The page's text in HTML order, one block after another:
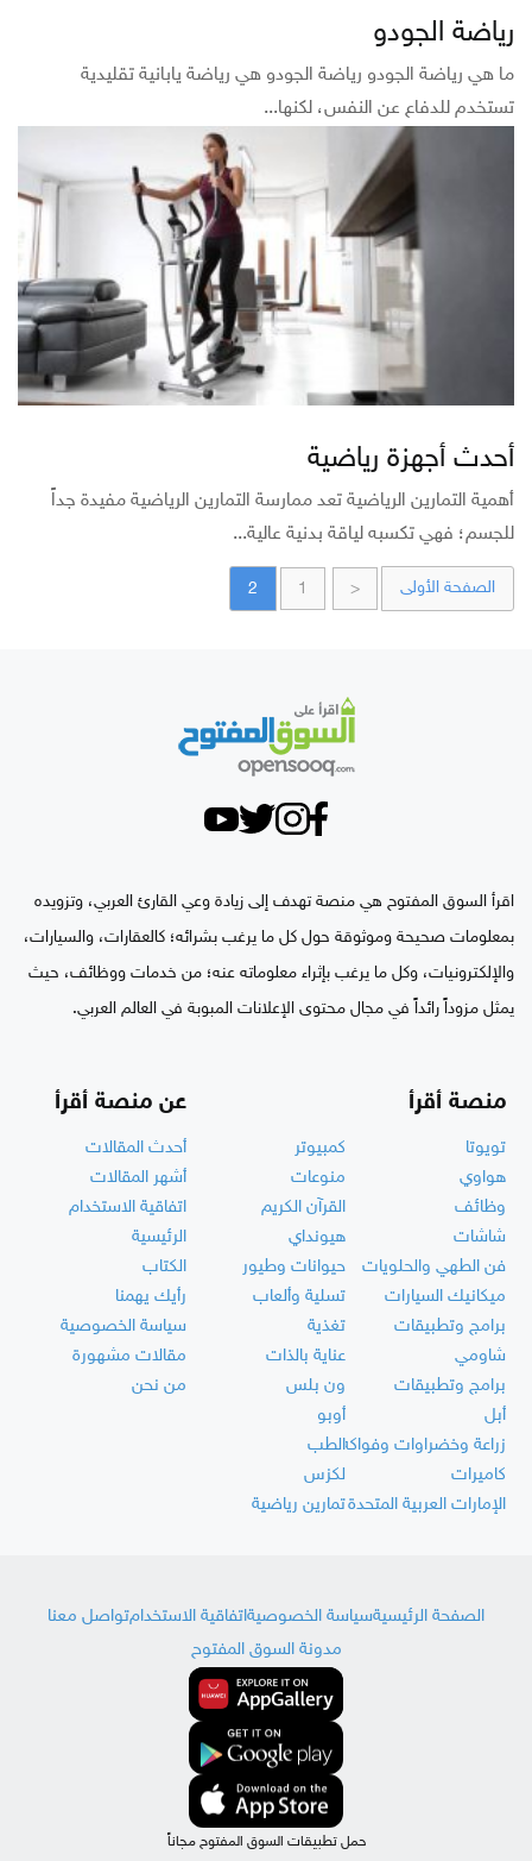
رياضة الجودو
ما هي رياضة الجودو رياضة الجودو هي رياضة يابانية تقليدية
تستخدم للدفاع عن النفس، لكنها...
أحدث أجهزة رياضية
أهمية التمارين الرياضية تعد ممارسة التمارين الرياضية مفيدة جداً
للجسم؛ فهي تكسبه لياقة بدنية عالية...
الصفحة الأولى <
1
2
اقرأ السوق المفتوح هي منصة تهدف إلى زيادة وعي القارئ العربي، وتزويده
بمعلومات صحيحة وموثوقة حول كل ما يرغب بشرائه؛ كالعقارات، والسيارات،
والإلكترونيات، وكل ما يرغب بإثراء معلوماته عنه؛ من خدمات ووظائف، حيث
يمثل مزوداً رائداً في مجال محتوى الإعلانات المبوبة في العالم العربي.
منصة أقرأ
تويوتا
كمبيوتر
هواوي
منوعات
وظائف
القرآن الكريم
شاشات
هيونداي
فن الطهي والحلويات
حيوانات وطيور
ميكانيك السيارات
تسلية وألعاب
برامج وتطبيقات
تغذية
شاومي
عناية بالذات
برامج وتطبيقات
ون بلس
أبل
أوبو
زراعة وخضراوات وفواكهالطب
كاميرات
لكزس
الإمارات العربية المتحدةتمارين رياضية
عن منصة أقرأ
أحدث المقالات
أشهر المقالات
اتفاقية الاستخدام
الرئيسية
الكتاب
رأيك يهمنا
سياسة الخصوصية
مقالات مشهورة
من نحن
الصفحة الرئيسيةسياسة الخصوصيةاتفاقية الاستخدامتواصل معنا
مدونة السوق المفتوح
حمل تطبيقات السوق المفتوح مجاناً